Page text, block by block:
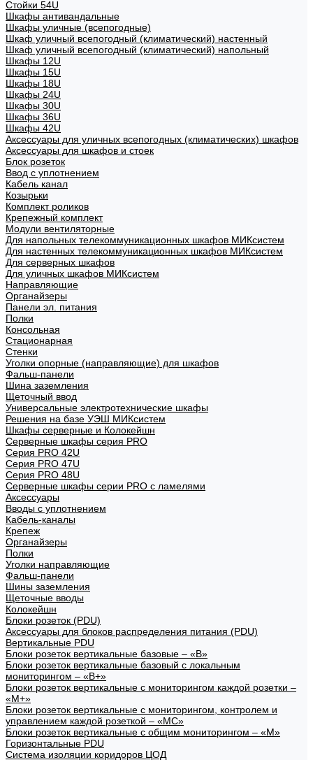
Стойки 54U
Шкафы антивандальные
Шкафы уличные (всепогодные)
Шкаф уличный всепогодный (климатический) настенный
Шкаф уличный всепогодный (климатический) напольный
Шкафы 12U
Шкафы 15U
Шкафы 18U
Шкафы 24U
Шкафы 30U
Шкафы 36U
Шкафы 42U
Аксессуары для уличных всепогодных (климатических) шкафов
Аксессуары для шкафов и стоек
Блок розеток
Ввод с уплотнением
Кабель канал
Козырьки
Комплект роликов
Крепежный комплект
Модули вентиляторные
Для напольных телекоммуникационных шкафов МИКсистем
Для настенных телекоммуникационных шкафов МИКсистем
Для серверных шкафов
Для уличных шкафов МИКсистем
Направляющие
Органайзеры
Панели эл. питания
Полки
Консольная
Стационарная
Стенки
Уголки опорные (направляющие) для шкафов
Фальш-панели
Шина заземления
Щеточный ввод
Универсальные электротехнические шкафы
Решения на базе УЭШ МИКсистем
Шкафы серверные и Колокейшн
Серверные шкафы серия PRO
Серия PRO 42U
Серия PRO 47U
Серия PRO 48U
Серверные шкафы серии PRO с ламелями
Аксессуары
Вводы с уплотнением
Кабель-каналы
Крепеж
Органайзеры
Полки
Уголки направляющие
Фальш-панели
Шины заземления
Щеточные вводы
Колокейшн
Блоки розеток (PDU)
Аксессуары для блоков распределения питания (PDU)
Вертикальные PDU
Блоки розеток вертикальные базовые – «В»
Блоки розеток вертикальные базовый с локальным
мониторингом – «В+»
Блоки розеток вертикальные с мониторингом каждой розетки –
«М+»
Блоки розеток вертикальные с мониторингом, контролем и
управлением каждой розеткой – «МС»
Блоки розеток вертикальные с общим мониторингом – «М»
Горизонтальные PDU
Система изоляции коридоров ЦОД